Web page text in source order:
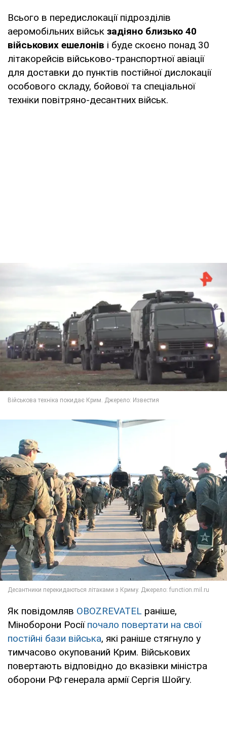
Всього в передислокації підрозділів
аеромобільних військ задіяно близько 40
військових ешелонів і буде скоєно понад 30
літакорейсів військово-транспортної авіації
для доставки до пунктів постійної дислокації
особового складу, бойової та спеціальної
техніки повітряно-десантних військ.
Як повідомляв OBOZREVATEL раніше,
Міноборони Росії почало повертати на свої
постійні бази війська, які раніше стягнуло у
тимчасово окупований Крим. Військових
повертають відповідно до вказівки міністра
оборони РФ генерала армії Сергія Шойгу.